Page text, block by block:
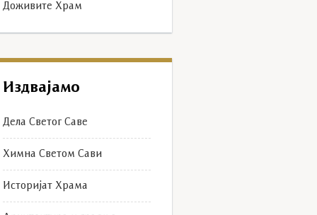
Доживите Храм
Издвајамо
Дела Светог Саве
Химна Светом Сави
Историјат Храма